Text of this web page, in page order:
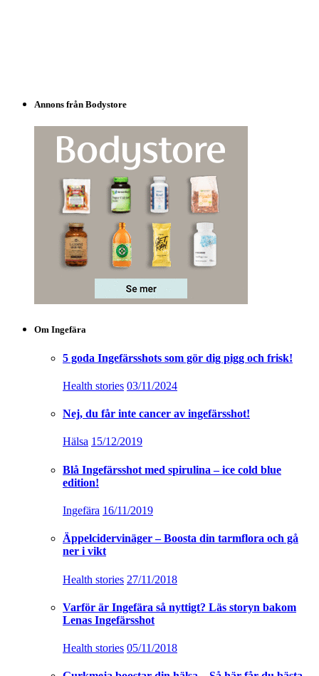
Annons från Bodystore
Om Ingefära
5 goda Ingefärsshots som gör dig pigg och frisk!
Health stories 03/11/2024
Nej, du får inte cancer av ingefärsshot!
Hälsa 15/12/2019
Blå Ingefärsshot med spirulina – ice cold blue
edition!
Ingefära 16/11/2019
Äppelcidervinäger – Boosta din tarmflora och gå
ner i vikt
Health stories 27/11/2018
Varför är Ingefära så nyttigt? Läs storyn bakom
Lenas Ingefärsshot
Health stories 05/11/2018